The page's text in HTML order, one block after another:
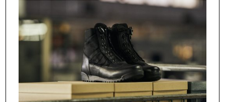
SNEAKER U 46837 POLACCO U 47140
123,00€